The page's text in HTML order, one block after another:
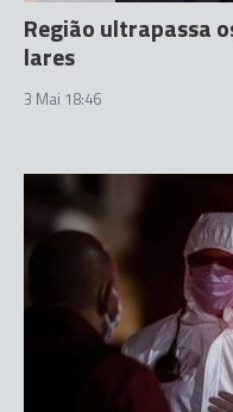
Região ultrapassa
lares
3 Mai 18:46